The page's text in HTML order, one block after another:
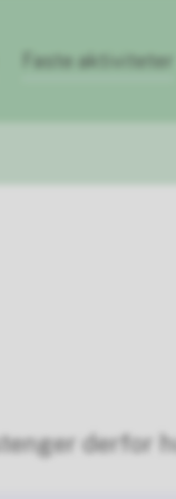
Faste aktiviteter
derfor